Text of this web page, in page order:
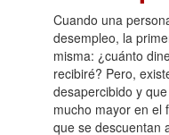
Cuando una
desempleo, la
misma: ¿cuánto
recibiré? Pero,
desapercibido y
mucho mayor en el
que se descuentan